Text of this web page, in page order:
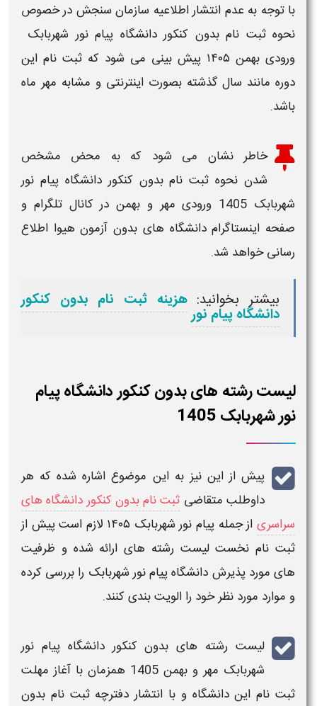
با توجه به عدم انتشار اطلاعیه سازمان سنجش در خصوص
نحوه ثبت نام بدون کنکور دانشگاه پیام نور شهربابک ​
ورودی بهمن ۱۴۰۵
پیش بینی می شود که ثبت نام این
دوره مانند سال گذشته بصورت اینترنتی و مشابه مهر ماه
باشد.
خاطر نشان می شود که به محض مشخص
شدن نحوه ثبت نام بدون کنکور دانشگاه پیام نور
شهربابک ​1405
ورودی مهر و بهمن در کانال تلگرام و
صفحه اینستاگرام دانشگاه های بدون آزمونهیوا اطلاع
رسانی خواهد شد.
بیشتر بخوانید: هزینه ثبت نام بدون کنکور
دانشگاه پیام نور
لیست رشته های بدون کنکور دانشگاه پیام
نور شهربابک ​1405
پیش از این نیز به این موضوع اشاره شده که هر
داوطلب متقاضی ثبت نام بدون کنکور دانشگاه های
سراسریاز جمله پیام نورشهربابک ​۱۴۰۵
لازم است پیش از
ثبت نام نخستلیست رشته هایارائه شده و ظرفیت
های مورد پذیرش دانشگاه پیام نورشهربابک ​ را بررسی کرده
و موارد مورد نظر خود را الویت بندی کنند.
لیست رشته های بدون کنکور دانشگاه پیام نور
شهربابک ​مهر و بهمن 1405
همزمان با آغاز مهلت
ثبت نام این دانشگاه و با انتشار دفترچه ثبت نام بدون